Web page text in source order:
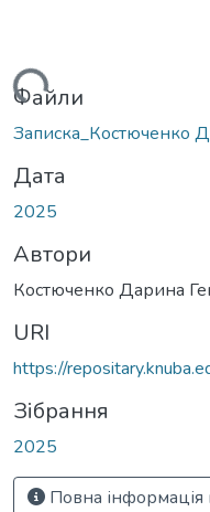
Вантажиться...
Файли
Записка_Костюченко
Дата
2025
Автори
Костюченко Дарина
URI
https://
Зібрання
2025
Повна